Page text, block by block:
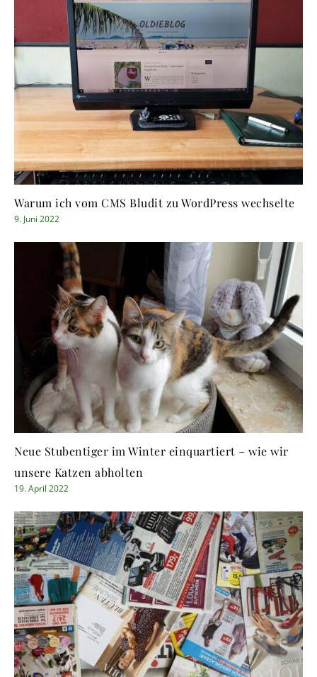
Warum ich vom CMS Bludit zu WordPress wechselte
9. Juni 2022
Neue Stubentiger im Winter einquartiert – wie wir
unsere Katzen abholten
19. April 2022